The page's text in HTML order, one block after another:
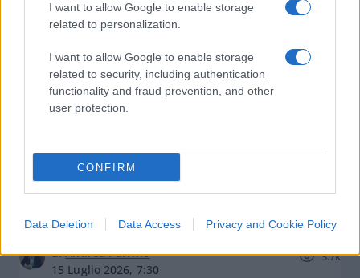
I want to allow Google to enable storage
related to personalization.
I want to allow Google to enable storage
related to security, including authentication
functionality and fraud prevention, and other
user protection.
CONFIRM
Data Deletion Data Access Privacy and Cookie Policy
Sicurezza a Milano, Nahum (Azione):
“La colpa è al 98% del Governo, ma
diAndrea Parrino
15 Luglio 2026, 7:30
3.7k